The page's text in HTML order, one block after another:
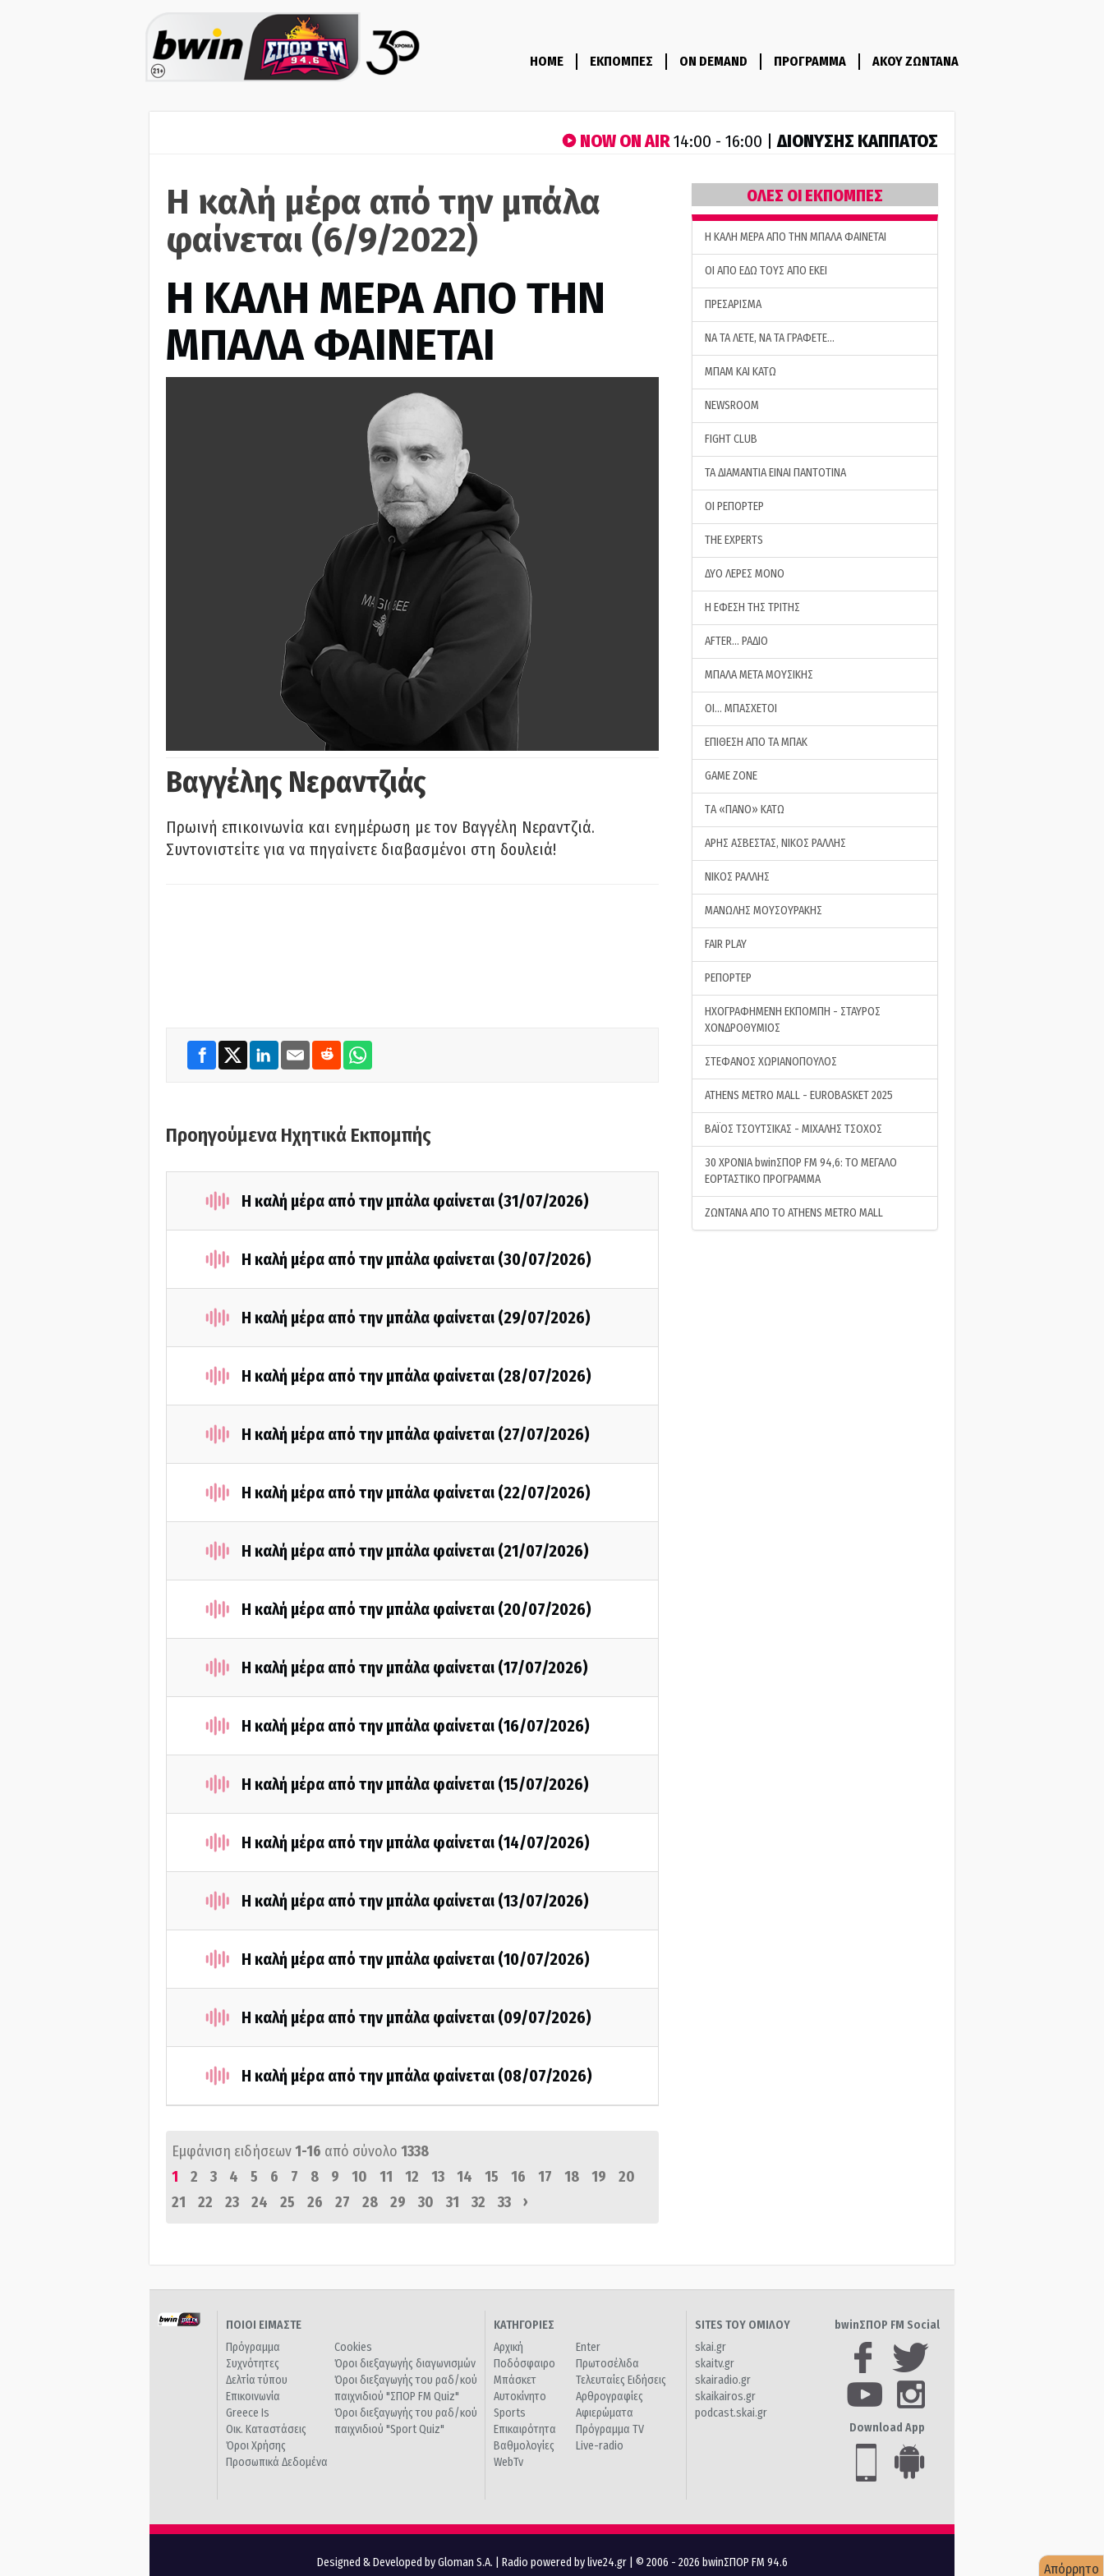
HOME ΕΚΠΟΜΠΕΣ ON DEMAND ΠΡΟΓΡΑΜΜΑ ΑΚΟΥ ΖΩΝΤΑΝΑ
NOW ON AIR14:00 - 16:00 |ΔΙΟΝΥΣΗΣ ΚΑΠΠΑΤΟΣ
Η καλή μέρα από την μπάλα
φαίνεται (6/9/2022)
H ΚΑΛΗ ΜΕΡΑ ΑΠΟ ΤΗΝ
ΜΠΑΛΑ ΦΑΙΝΕΤΑΙ
Βαγγέλης Νεραντζιάς
Πρωινή επικοινωνία και ενημέρωση με τον Βαγγέλη Νεραντζιά.
Συντονιστείτε για να πηγαίνετε διαβασμένοι στη δουλειά!
Προηγούμενα Ηχητικά Εκπομπής
Η καλή μέρα από την μπάλα φαίνεται (31/07/2026)
Η καλή μέρα από την μπάλα φαίνεται (30/07/2026)
Η καλή μέρα από την μπάλα φαίνεται (29/07/2026)
Η καλή μέρα από την μπάλα φαίνεται (28/07/2026)
Η καλή μέρα από την μπάλα φαίνεται (27/07/2026)
Η καλή μέρα από την μπάλα φαίνεται (22/07/2026)
Η καλή μέρα από την μπάλα φαίνεται (21/07/2026)
Η καλή μέρα από την μπάλα φαίνεται (20/07/2026)
Η καλή μέρα από την μπάλα φαίνεται (17/07/2026)
Η καλή μέρα από την μπάλα φαίνεται (16/07/2026)
Η καλή μέρα από την μπάλα φαίνεται (15/07/2026)
Η καλή μέρα από την μπάλα φαίνεται (14/07/2026)
Η καλή μέρα από την μπάλα φαίνεται (13/07/2026)
Η καλή μέρα από την μπάλα φαίνεται (10/07/2026)
Η καλή μέρα από την μπάλα φαίνεται (09/07/2026)
Η καλή μέρα από την μπάλα φαίνεται (08/07/2026)
Εμφάνιση ειδήσεων1-16 από σύνολο 1338
1
2 3 4 5 6 7 8 9 10 11 12 13 14 15 16 17 18 19
20
21
22 23 24 25 26 27 28 29 30 31 32 33 ›
ΟΛΕΣ ΟΙ ΕΚΠΟΜΠΕΣ
H ΚΑΛΗ ΜΕΡΑ ΑΠΟ ΤΗΝ ΜΠΑΛΑ ΦΑΙΝΕΤΑΙ
ΟΙ ΑΠΟ ΕΔΩ ΤΟΥΣ ΑΠΟ ΕΚΕΙ
ΠΡΕΣΑΡΙΣΜΑ
ΝΑ ΤΑ ΛΕΤΕ, ΝΑ ΤΑ ΓΡΑΦΕΤΕ…
ΜΠΑΜ ΚΑΙ ΚΑΤΩ
NEWSROOM
FIGHT CLUB
ΤΑ ΔΙΑΜΑΝΤΙΑ ΕΙΝΑΙ ΠΑΝΤΟΤΙΝΑ
ΟΙ ΡΕΠΟΡΤΕΡ
THE EXPERTS
ΔΥΟ ΛΕΡΕΣ ΜΟΝΟ
Η ΕΦΕΣΗ ΤΗΣ ΤΡΙΤΗΣ
AFTER… ΡΑΔΙΟ
ΜΠΑΛΑ ΜΕΤΑ ΜΟΥΣΙΚΗΣ
ΟΙ… ΜΠΑΣΧΕΤΟΙ
ΕΠΙΘΕΣΗ ΑΠΟ ΤΑ ΜΠΑΚ
GAME ZONE
ΤA «ΠΑΝΟ» ΚΑΤΩ
ΑΡΗΣ ΑΣΒΕΣΤΑΣ, ΝΙΚΟΣ ΡΑΛΛΗΣ
ΝΙΚΟΣ ΡΑΛΛΗΣ
ΜΑΝΩΛΗΣ ΜΟΥΣΟΥΡΑΚΗΣ
FAIR PLAY
ΡΕΠΟΡΤΕΡ
ΗΧΟΓΡΑΦΗΜΕΝΗ ΕΚΠΟΜΠΗ - ΣΤΑΥΡΟΣ
ΧΟΝΔΡΟΘΥΜΙΟΣ
ΣΤΕΦΑΝΟΣ ΧΩΡΙΑΝΟΠΟΥΛΟΣ
ATHENS METRO MALL - EUROBASKET 2025
ΒΑΪΟΣ ΤΣΟΥΤΣΙΚΑΣ - ΜΙΧΑΛΗΣ ΤΣΟΧΟΣ
30 ΧΡΟΝΙΑ bwinΣΠΟΡ FM 94,6: ΤΟ ΜΕΓΑΛΟ
ΕΟΡΤΑΣΤΙΚΟ ΠΡΟΓΡΑΜΜΑ
ΖΩΝΤΑΝΑ ΑΠΟ ΤΟ ATHENS METRO MALL
ΠΟΙΟΙ ΕΙΜΑΣΤΕ
Πρόγραμμα
Συχνότητες
Δελτία τύπου
Επικοινωνία
Greece Is
Οικ. Καταστάσεις
Όροι Χρήσης
Προσωπικά Δεδομένα
Cookies
Όροι διεξαγωγής διαγωνισμών
Όροι διεξαγωγής του ραδ/κού
παιχνιδιού "ΣΠΟΡ FM Quiz"
Όροι διεξαγωγής του ραδ/κού
παιχνιδιού "Sport Quiz"
ΚΑΤΗΓΟΡΙΕΣ
Αρχική
Ποδόσφαιρο
Μπάσκετ
Αυτοκίνητο
Sports
Επικαιρότητα
Βαθμολογίες
WebTv
Enter
Πρωτοσέλιδα
Τελευταίες Ειδήσεις
Αρθρογραφίες
Αφιερώματα
Πρόγραμμα TV
Live-radio
SITES ΤΟΥ ΟΜΙΛΟΥ
skai.gr
skaitv.gr
skairadio.gr
skaikairos.gr
podcast.skai.gr
bwinΣΠΟΡ FM Social
Download App
Designed & Developed by Gloman S.A. Radio powered by live24.gr | © 2006 - 2026 bwinΣΠΟΡ FM 94.6 Απόρρητο